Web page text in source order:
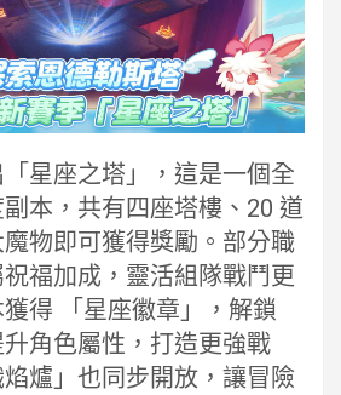
星座之塔」，這是一個全
本，共有四座塔樓、20 道
物即可獲得獎勵。部分職
福加成，靈活組隊戰鬥更
得 「星座徽章」，解鎖
升角色屬性，打造更強戰
爐」也同步開放，讓冒險